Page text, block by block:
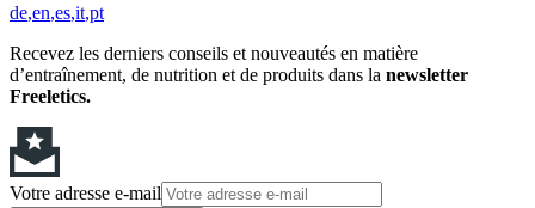
de en es it pt
Recevez les derniers conseils et nouveautés en matière
d’entraînement, de nutrition et de produits dans la newsletter
Freeletics.
Votre adresse e-mail